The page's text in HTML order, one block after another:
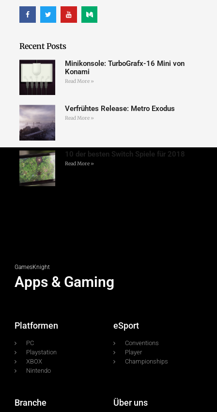
Recent Posts
Minikonsole: TurboGrafx-16 Mini von
Konami
Read More »
Verfrühtes Release: Metro Exodus
Read More »
10 der besten Switch Spiele für 2018
Read More »
GamesKnight
Apps & Gaming
Platformen
PC
Playstation
XBOX
Nintendo
eSport
Conventions
Player
Championships
Branche Über uns